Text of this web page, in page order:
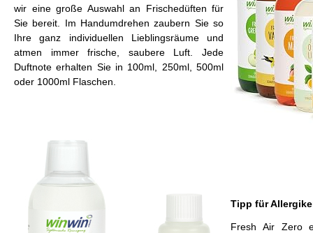
wir eine große Auswahl an Frischedüften für
Sie bereit. Im Handumdrehen zaubern Sie so
Ihre ganz individuellen Lieblingsräume und
atmen immer frische, saubere Luft. Jede
Duftnote erhalten Sie in 100ml, 250ml, 500ml
oder 1000ml Flaschen.
Tipp für
Fresh Air Zero